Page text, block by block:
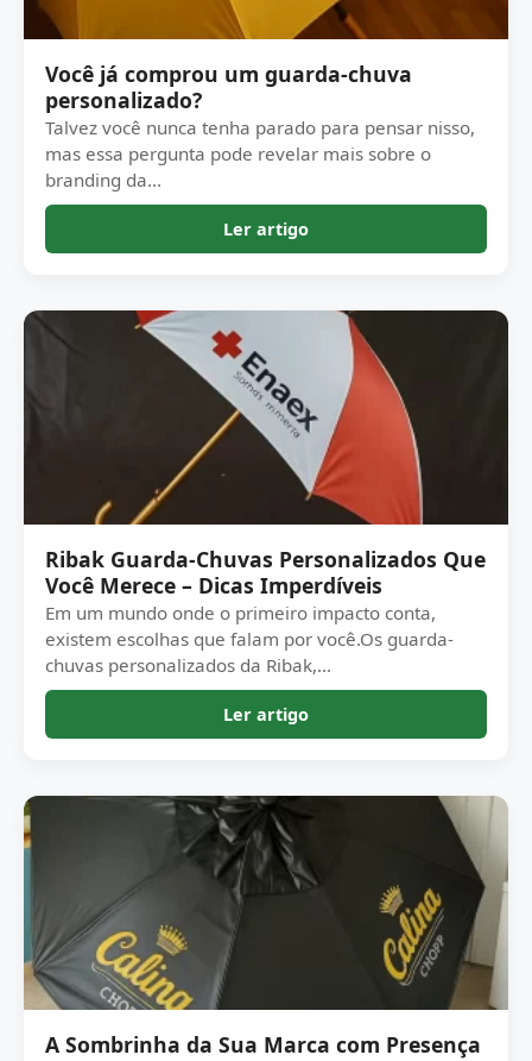
Você já comprou um guarda-chuva
personalizado?
Talvez você nunca tenha parado para pensar nisso,
mas essa pergunta pode revelar mais sobre o
branding da...
Ler artigo
Ribak Guarda-Chuvas Personalizados Que
Você Merece – Dicas Imperdíveis
Em um mundo onde o primeiro impacto conta,
existem escolhas que falam por você.Os guarda-
chuvas personalizados da Ribak,...
Ler artigo
A Sombrinha da Sua Marca com Presença